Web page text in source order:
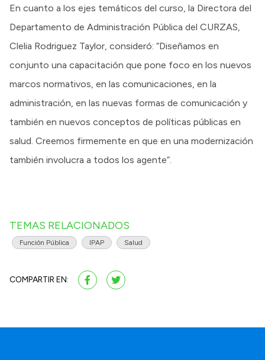
En cuanto a los ejes temáticos del curso, la Directora del
Departamento de Administración Pública del CURZAS,
Clelia Rodriguez Taylor, consideró: “Diseñamos en
conjunto una capacitación que pone foco en los nuevos
marcos normativos, en las comunicaciones, en la
administración, en las nuevas formas de comunicación y
también en nuevos conceptos de políticas públicas en
salud. Creemos firmemente en que en una modernización
también involucra a todos los agente”.
TEMAS RELACIONADOS
Función Pública IPAP Salud
COMPARTIR EN: